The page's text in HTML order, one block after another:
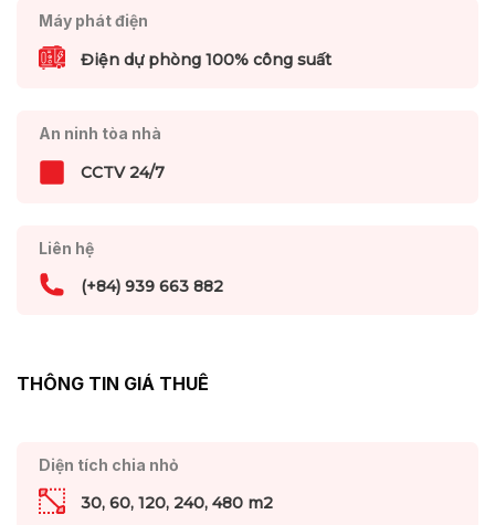
Máy phát điện
Điện dự phòng 100% công suất
An ninh tòa nhà
CCTV 24/7
Liên hệ
(+84) 939 663 882
THÔNG TIN GIÁ THUÊ
Diện tích chia nhỏ
30, 60, 120, 240, 480 m2